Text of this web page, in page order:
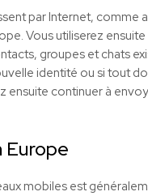
par Internet,
Vous utiliserez
groupes et chats
identité ou si tout
ensuite continuer à
Europe
mobiles est